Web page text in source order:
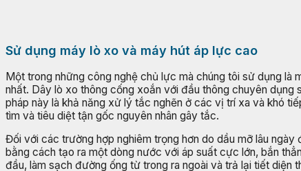
Sử dụng máy lò xo và máy hút áp lực cao
Một trong những công nghệ chủ lực mà chúng tôi sử dụng
nhất. Dây lò xo thông cống xoắn với đầu thông chuyên
pháp này là khả năng xử lý tắc nghẽn ở các vị trí xa và khó
tìm và tiêu diệt tận gốc nguyên nhân gây tắc.
Đối với các trường hợp nghiêm trọng hơn do dầu mỡ lâu
bằng cách tạo ra một dòng nước với áp suất cực lớn, bắn
đầu, làm sạch đường ống từ trong ra ngoài và trả lại tiết